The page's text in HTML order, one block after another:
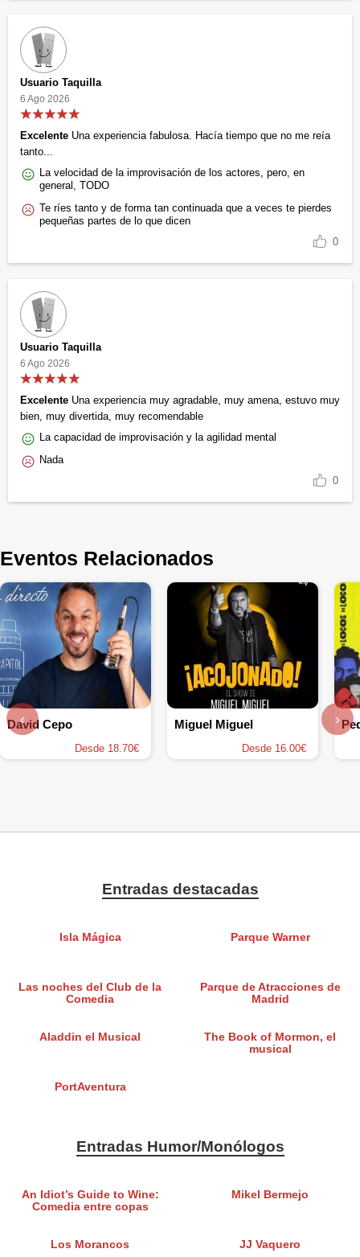
Usuario Taquilla
6 Ago 2026
Excelente Una experiencia fabulosa. Hacía tiempo que no me reía
tanto...
La velocidad de la improvisación de los actores, pero, en
general, TODO
Te ríes tanto y de forma tan continuada que a veces te pierdes
pequeñas partes de lo que dicen
0
Usuario Taquilla
6 Ago 2026
Excelente Una experiencia muy agradable, muy amena, estuvo muy
bien, muy divertida, muy recomendable
La capacidad de improvisación y la agilidad mental
Nada
0
Eventos Relacionados
David Cepo
Desde 18.70€
Miguel Miguel
Desde 16.00€
‹ ›
Entradas destacadas
Isla Mágica Parque Warner
Las noches del Club de la
Comedia
Parque de Atracciones de
Madrid
Aladdin el Musical
The Book of Mormon, el
musical
PortAventura
Entradas Humor/Monólogos
An Idiot’s Guide to Wine:
Comedia entre copas
Mikel Bermejo
Los Morancos JJ Vaquero